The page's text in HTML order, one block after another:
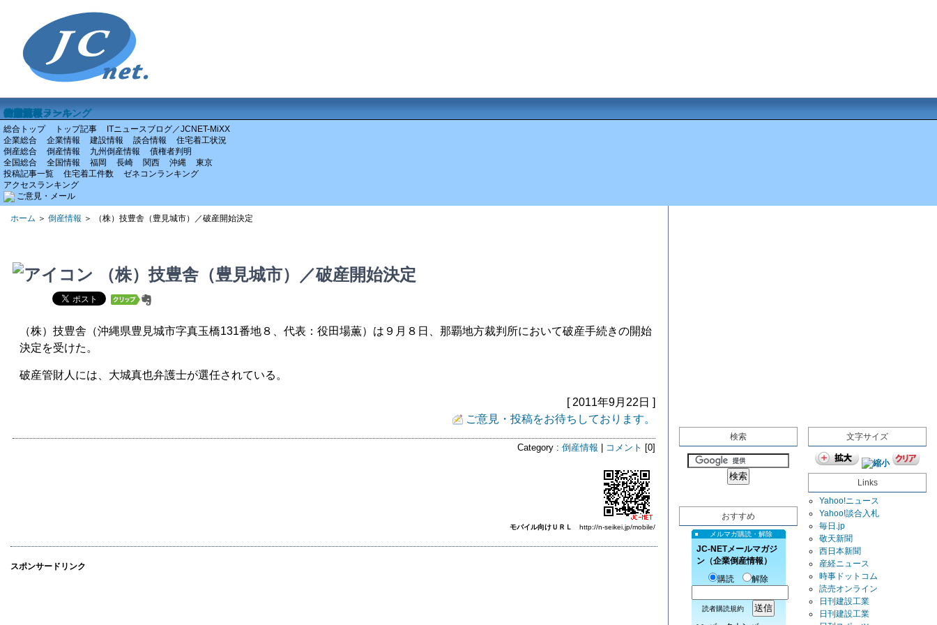
ホーム
企業情報
倒産情報
全国情報
特集記事
アクセスランキング
ご意見・メール
総合トップ トップ記事
ITニュースブログ／JCNET-MiXX
企業総合
企業情報 建設情報 談合情報
住宅着工状況
倒産総合
倒産情報 九州倒産情報
債権者判明
全国総合
全国情報 福岡 長崎 関西 沖縄
東京
投稿記事一覧
住宅着工件数
ゼネコンランキング
アクセスランキング
ご意見・メール
ホーム ＞ 倒産情報 ＞ （株）技豊舎（豊見城市）／破産開始決定
（株）技豊舎（豊見城市）／破産開始決定
（株）技豊舎（沖縄県豊見城市字真玉橋131番地８、代表：役田場薫）は９月８日、那覇地方裁判所において破産手続きの開始
決定を受けた。
破産管財人には、大城真也弁護士が選任されている。
[ 2011年9月22日 ]
ご意見・投稿をお待ちしております。
Category : 倒産情報 コメント [0]
モバイル向けＵＲＬ http://n-seikei.jp/mobile/
スポンサードリンク
検索
おすすめ
メルマガ購読・解除
JC-NETメールマガジ
ン（企業倒産情報）
購読
解除
読者購読規約
文字サイズ
Links
Yahoo!ニュース
Yahoo!談合入札
毎日.jp
敬天新聞
西日本新聞
産経ニュース
時事ドットコム
読売オンライン
日刊建設工業
日刊建設工業